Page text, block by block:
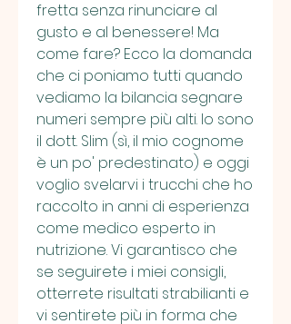
fretta senza rinunciare al
gusto e al benessere! Ma
come fare? Ecco la domanda
che ci poniamo tutti quando
vediamo la bilancia segnare
numeri sempre più alti. Io sono
il dott. Slim (sì, il mio cognome
è un po' predestinato) e oggi
voglio svelarvi i trucchi che ho
raccolto in anni di esperienza
come medico esperto in
nutrizione. Vi garantisco che
se seguirete i miei consigli,
otterrete risultati strabilianti e
vi sentirete più in forma che